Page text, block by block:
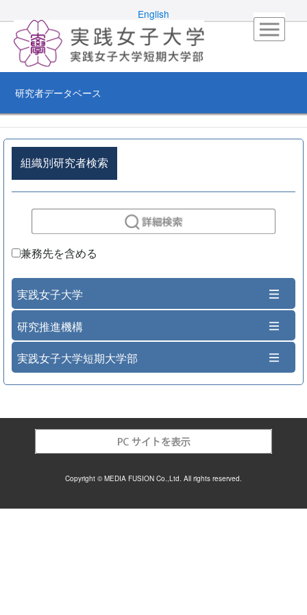
English
研究者データベース
組織別研究者検索
兼務先を含める
実践女子大学
研究推進機構
実践女子大学短期大学部
Copyright © MEDIA FUSION Co.,Ltd. All rights reserved.